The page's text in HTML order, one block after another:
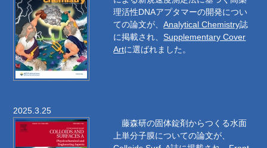
理活性DNAアプタマーの開発につい
ての論文が、Analytical Chemistry誌
に掲載され、Supplementary Cover
Artに選ばれました。
2025.3.25
藤森研の固体錠剤からつくる水面
上単分子膜についての論文が、